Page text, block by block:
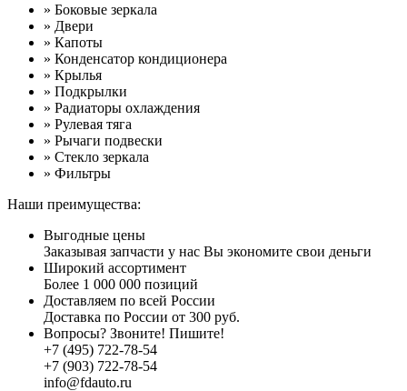
» Боковые зеркала
» Двери
» Капоты
» Конденсатор кондиционера
» Крылья
» Подкрылки
» Радиаторы охлаждения
» Рулевая тяга
» Рычаги подвески
» Стекло зеркала
» Фильтры
Наши преимущества:
Выгодные цены
Заказывая запчасти у нас Вы экономите свои деньги
Широкий ассортимент
Более 1 000 000 позиций
Доставляем по всей России
Доставка по России от 300 руб.
Вопросы? Звоните! Пишите!
+7 (495) 722-78-54
+7 (903) 722-78-54
info@fdauto.ru